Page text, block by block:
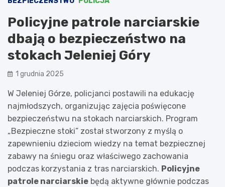
Policyjne patrole narciarskie
dbają o bezpieczeństwo na
stokach Jeleniej Góry
1 grudnia 2025
W Jeleniej Górze, policjanci postawili na edukację
najmłodszych, organizując zajęcia poświęcone
bezpieczeństwu na stokach narciarskich. Program
„Bezpieczne stoki” został stworzony z myślą o
zapewnieniu dzieciom wiedzy na temat bezpiecznej
zabawy na śniegu oraz właściwego zachowania
podczas korzystania z tras narciarskich. Policyjne
patrole narciarskie będą aktywne głównie podczas